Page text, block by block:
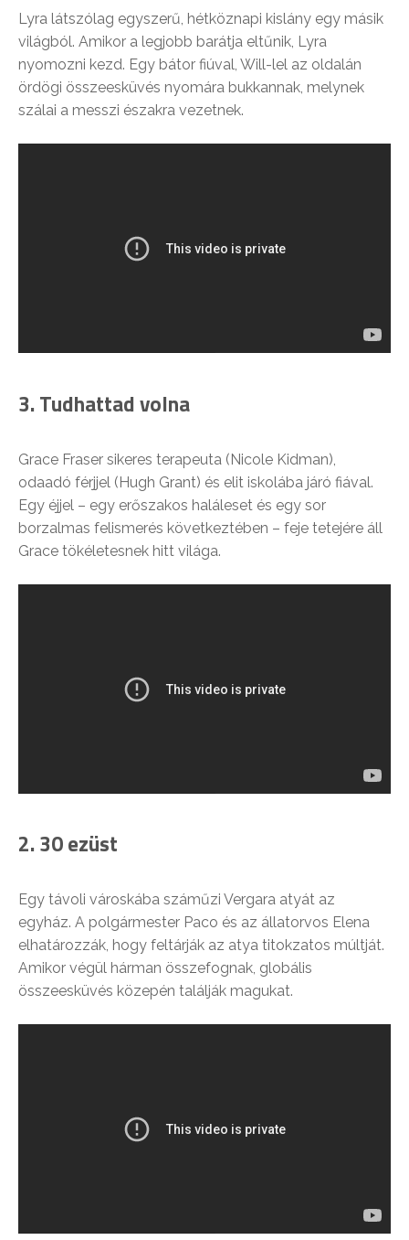
Lyra látszólag egyszerű, hétköznapi kislány egy másik
világból. Amikor a legjobb barátja eltűnik, Lyra
nyomozni kezd. Egy bátor fiúval, Will-lel az oldalán
ördögi összeesküvés nyomára bukkannak, melynek
szálai a messzi északra vezetnek.
3. Tudhattad volna
Grace Fraser sikeres terapeuta (Nicole Kidman),
odaadó férjjel (Hugh Grant) és elit iskolába járó fiával.
Egy éjjel – egy erőszakos haláleset és egy sor
borzalmas felismerés következtében – feje tetejére áll
Grace tökéletesnek hitt világa.
2. 30 ezüst
Egy távoli városkába száműzi Vergara atyát az
egyház. A polgármester Paco és az állatorvos Elena
elhatározzák, hogy feltárják az atya titokzatos múltját.
Amikor végül hárman összefognak, globális
összeesküvés közepén találják magukat.